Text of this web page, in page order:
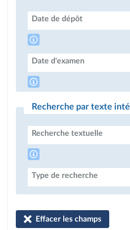
Date de dépôt
Date d'examen
Recherche par texte
Recherche textuelle
Type de recherche
Effacer les champs